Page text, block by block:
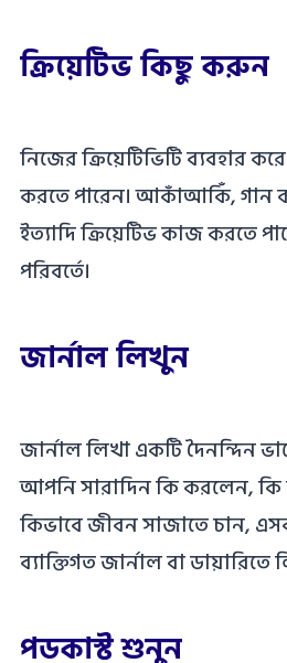
ক্রিয়েটিভ কিছু করুন
নিজের ক্রিয়েটিভিটি ব্যবহার
করতে পারেন। আকাঁআকিঁ, গান
ইত্যাদি ক্রিয়েটিভ কাজ করতে
পরিবর্তে।
জার্নাল লিখুন
জার্নাল লিখা একটি দৈনন্দিন
আপনি সারাদিন কি করলেন,
কিভাবে জীবন সাজাতে চান,
ব্যাক্তিগত জার্নাল বা ডায়ারিতে
পডকাস্ট শুনুন